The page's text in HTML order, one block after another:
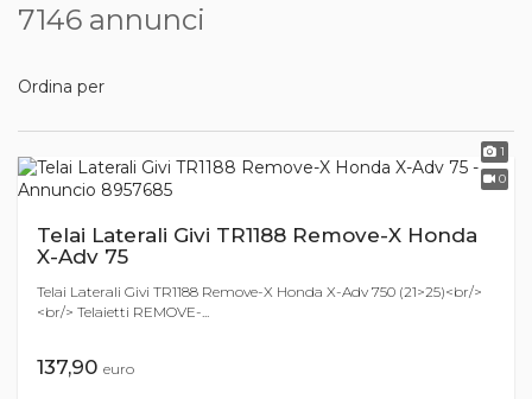
7146 annunci
Ordina per
1
0
Telai Laterali Givi TR1188 Remove-X Honda
X-Adv 75
Telai Laterali Givi TR1188 Remove-X Honda X-Adv 750 (21>25)<br/>
<br/> Telaietti REMOVE-...
137,90 euro